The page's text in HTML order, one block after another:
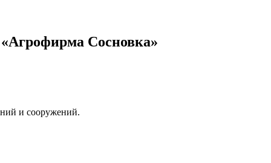
Сосновка»
и сооружений.